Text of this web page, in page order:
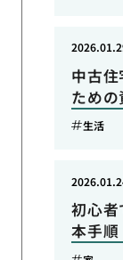
中古
ため
生活
初心
本手順